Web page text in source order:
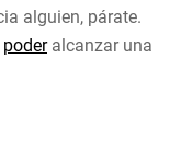
alguien, párate.
poderalcanzar una